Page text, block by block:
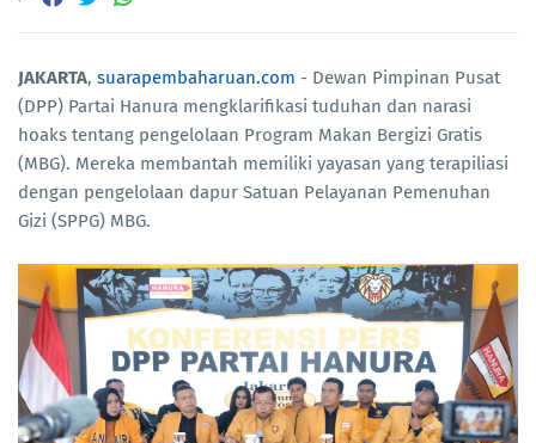
JAKARTA, suarapembaharuan.com - Dewan Pimpinan Pusat
(DPP) Partai Hanura mengklarifikasi tuduhan dan narasi
hoaks tentang pengelolaan Program Makan Bergizi Gratis
(MBG). Mereka membantah memiliki yayasan yang terapiliasi
dengan pengelolaan dapur Satuan Pelayanan Pemenuhan
Gizi (SPPG) MBG.